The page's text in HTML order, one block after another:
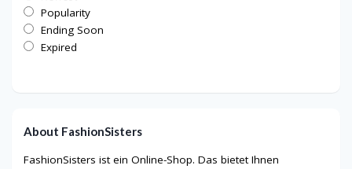
Popularity
Ending Soon
Expired
About FashionSisters
FashionSisters ist ein Online-Shop. Das bietet Ihnen